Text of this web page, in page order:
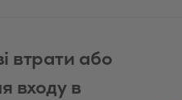
втрати або
входу в